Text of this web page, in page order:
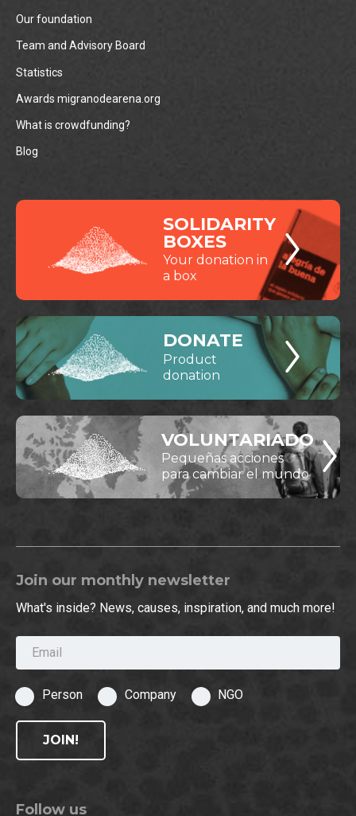
Our foundation
Team and Advisory Board
Statistics
Awards migranodearena.org
What is crowdfunding?
Blog
SOLIDARITY
BOXES
Your donation in
a box
DONATE
Product
donation
VOLUNTARIADO
Pequeñas acciones
para cambiar el mundo
Join our monthly newsletter
What's inside? News, causes, inspiration, and much more!
Email
Person Company NGO
JOIN!
Follow us